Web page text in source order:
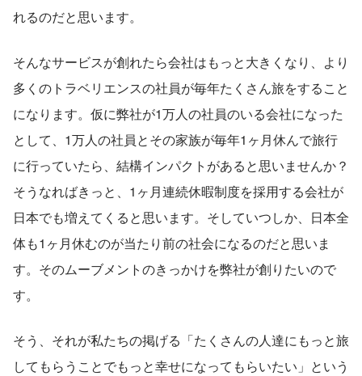
れるのだと思います。
そんなサービスが創れたら会社はもっと大きくなり、より
多くのトラベリエンスの社員が毎年たくさん旅をすること
になります。仮に弊社が1万人の社員のいる会社になった
として、1万人の社員とその家族が毎年1ヶ月休んで旅行
に行っていたら、結構インパクトがあると思いませんか？
そうなればきっと、1ヶ月連続休暇制度を採用する会社が
日本でも増えてくると思います。そしていつしか、日本全
体も1ヶ月休むのが当たり前の社会になるのだと思いま
す。そのムーブメントのきっかけを弊社が創りたいので
す。
そう、それが私たちの掲げる「たくさんの人達にもっと旅
してもらうことでもっと幸せになってもらいたい」という